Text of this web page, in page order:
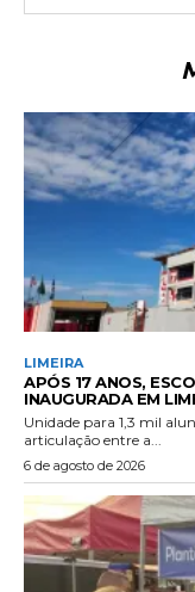
LIMEIRA
APÓS 17 ANOS,
INAUGURADA EM
Unidade para 1,3 mil
articulação entre a...
6 de agosto de 2026